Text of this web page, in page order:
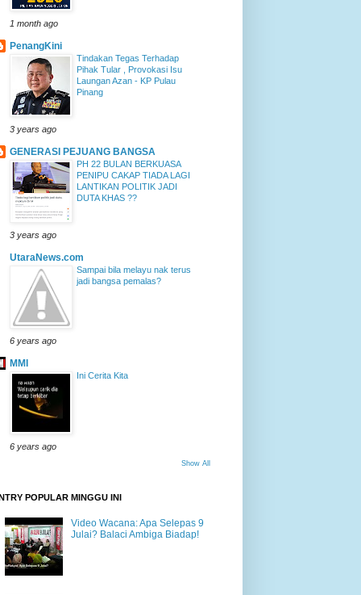
1 month ago
PenangKini
Tindakan Tegas Terhadap
Pihak Tular , Provokasi Isu
Laungan Azan - KP Pulau
Pinang
3 years ago
GENERASI PEJUANG BANGSA
PH 22 BULAN BERKUASA
PENIPU CAKAP TIADA LAGI
LANTIKAN POLITIK JADI
DUTA KHAS ??
3 years ago
UtaraNews.com
Sampai bila melayu nak terus
jadi bangsa pemalas?
6 years ago
MMI
Ini Cerita Kita
6 years ago
Show All
POPULAR MINGGU INI
Video Wacana: Apa Selepas 9
Julai? Balaci Ambiga Biadap!